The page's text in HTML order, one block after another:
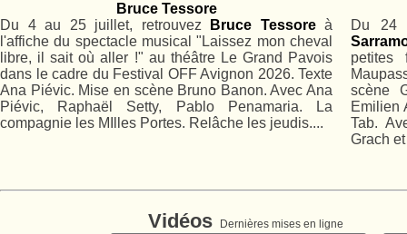
Bruce Tessore
Du 4 au 25 juillet, retrouvez
Bruce Tessoreà
l'affiche du spectacle musical "Laissez mon cheval
libre, il sait où aller !" au théâtre Le Grand Pavois
dans le cadre du Festival OFF Avignon 2026. Texte
Ana Piévic. Mise en scène Bruno Banon. Avec Ana
Piévic, Raphaël Setty, Pablo Penamaria. La
compagnie les MIlles Portes. Relâche les jeudis....
Du 24
petites
scène
Emilien
Tab.
Grach
Vidéos Dernières mises en ligne